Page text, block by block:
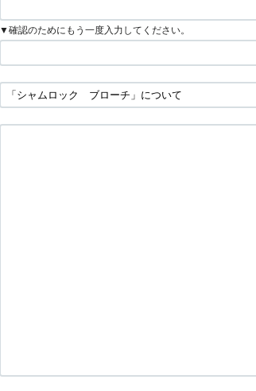
▼確認のためにもう一度入力してください。